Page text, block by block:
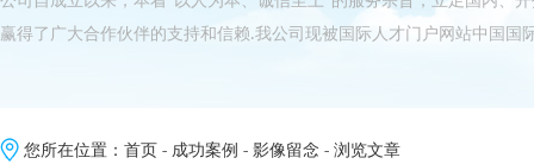
赢得了广大合作伙伴的支持和信赖.我公司现被国际人才门户网站中国国
您所在位置： 首页 - 成功案例 - 影像留念 - 浏览文章